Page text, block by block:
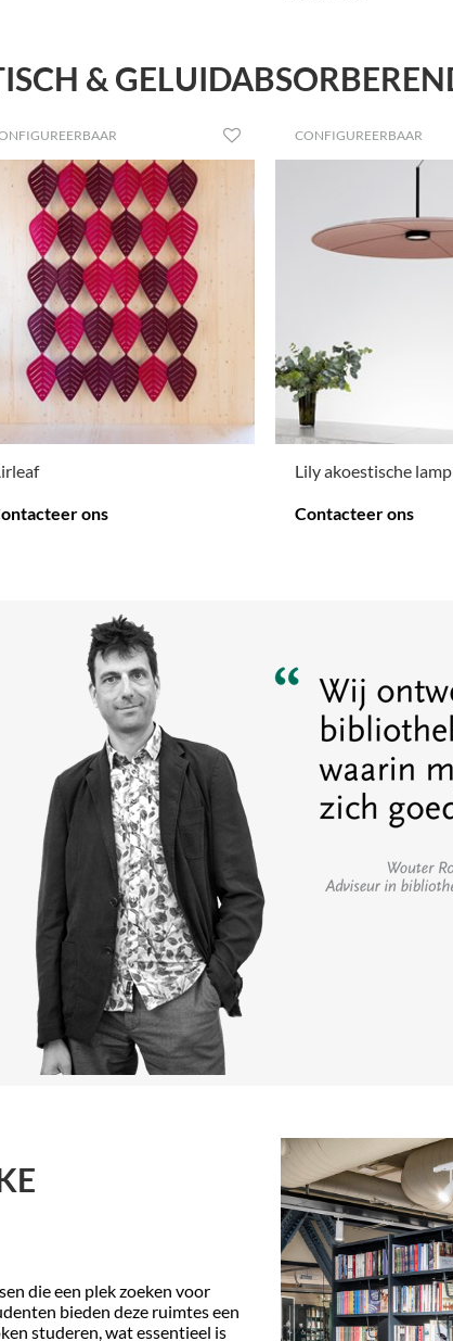
&
ons
CONFIGUREERBAAR
Lily akoestische lamp
Contacteer ons
die een plek zoeken voor
bieden deze ruimtes een
studeren, wat essentieel is